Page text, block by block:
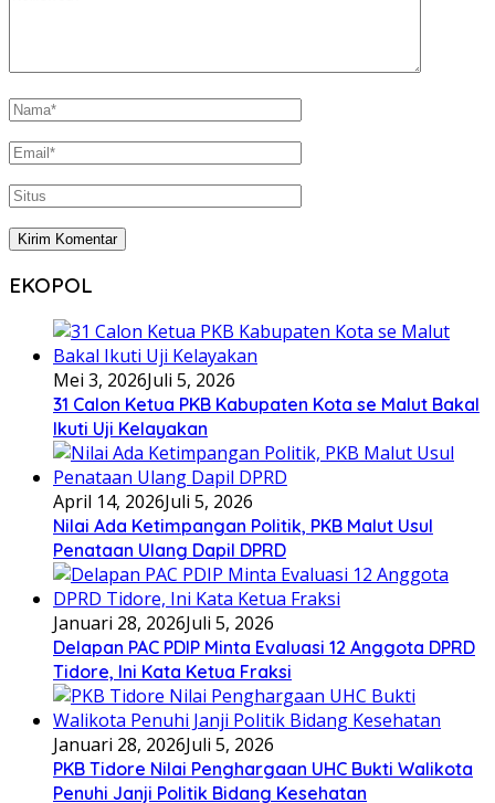
EKOPOL
Mei 3, 2026Juli 5, 2026
31 Calon Ketua PKB Kabupaten Kota se Malut Bakal
Ikuti Uji Kelayakan
April 14, 2026Juli 5, 2026
Nilai Ada Ketimpangan Politik, PKB Malut Usul
Penataan Ulang Dapil DPRD
Januari 28, 2026Juli 5, 2026
Delapan PAC PDIP Minta Evaluasi 12 Anggota DPRD
Tidore, Ini Kata Ketua Fraksi
Januari 28, 2026Juli 5, 2026
PKB Tidore Nilai Penghargaan UHC Bukti Walikota
Penuhi Janji Politik Bidang Kesehatan